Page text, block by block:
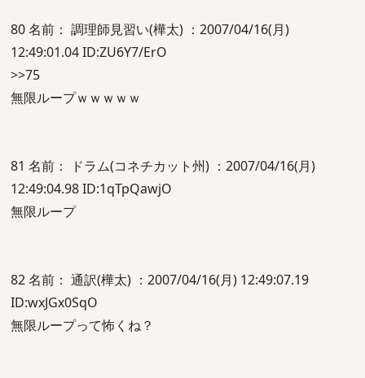
80 名前： 調理師見習い(樺太) ：2007/04/16(月)
12:49:01.04 ID:ZU6Y7/ErO
>>75
無限ループｗｗｗｗｗ
81 名前： ドラム(コネチカット州) ：2007/04/16(月)
12:49:04.98 ID:1qTpQawjO
無限ループ
82 名前： 通訳(樺太) ：2007/04/16(月) 12:49:07.19
ID:wxJGx0SqO
無限ループって怖くね？